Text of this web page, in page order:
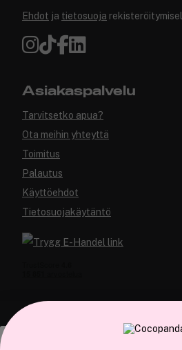
Ehdot ja tietosuoja
Asiakaspalvelu
Tarvitsetko apua?
Ota meihin yhteyttä
Toimitus
Palautus
Käyttöehdot
Tietosuojakäytäntö